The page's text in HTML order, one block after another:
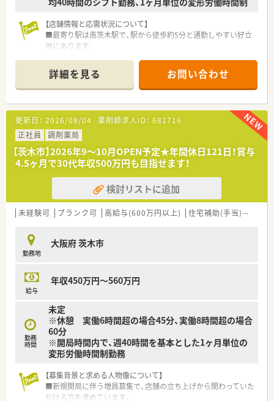
薬剤師からも非常に好評で日々の食事の心配がない点も魅力で
【こんな取り組みをしています】
■近隣の医療機関と密接な情報交換を行っており、正確でスピー
ディーな調剤だけでなく付加価値の高い医療サービスの提供に
努めています。
■薬剤師の負担を軽減するために1人あたりの処方箋枚数を約
20枚に設定し、安全で質の高い医療を提供できる環境作りをし
ています。
■全店舗の全時間帯に事務スタッフを必ず配置しており、薬剤師
が本来の専門業務に集中できるような体制を組織全体で支援し
ています。
【店舗情報と応需状況について】
■最寄り駅は南茨木駅で、駅から徒歩約5分と通勤しやすい好立
地にあります。
は約60枚です。
■薬剤師は常勤2名とヘルプ2名体制で、事務員も2名在籍してい
ます。
【募集背景と求める人物像について】
■今後の体制強化を見据えた増員募集のため、新しい仲間を募集
しています。
■これまでの調剤経験を活かし、即戦力として前向きに業務に取
り組める方を歓迎します。
■お仕事に対する真摯な気持ちを重視しており、年齢や性別は問
いません。
【求人情報について】
■ご経験やスキルを考慮し、年収500万円から600万円の範囲で
評価されます。
【勤務実態について】
休2日制です。
■有給休暇が取得しやすく、長期休暇の相談も可能なため、海外
旅行も楽しめます。
■近隣店舗との距離が近いため、急な応援にも柔軟に対応できる
体制が整っています。
詳細を見る お問い合わせ
更新日： 2026/08/04 薬剤師求人ID： 681716
正社員
調剤薬局
【茨木市】2026年9～10月OPEN予定★年間休日121日！賞与
4.5ヶ月で30代年収500万円も目指せます！
検討リストに追加
未経験可 ブランク可 高給与(600万円以上) 住宅補助(手当)あり
勤務地
大阪府 茨木市
給与
年収450万円～560万円
勤務
時間
未定
※休憩 実働6時間超の場合45分、実働8時間超の場合
60分
※開局時間内で、週40時間を基本とした1ヶ月単位の
変形労働時間制勤務
【募集背景と求める人物像について】
■新規開局に伴う増員募集で、店舗の立ち上げから関わっていた
だける方を求めています。